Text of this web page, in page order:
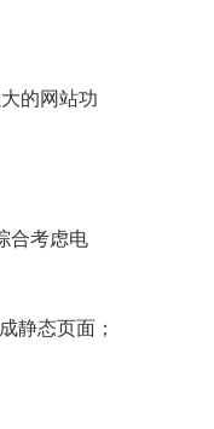
的网站功
合考虑电
静态页面；